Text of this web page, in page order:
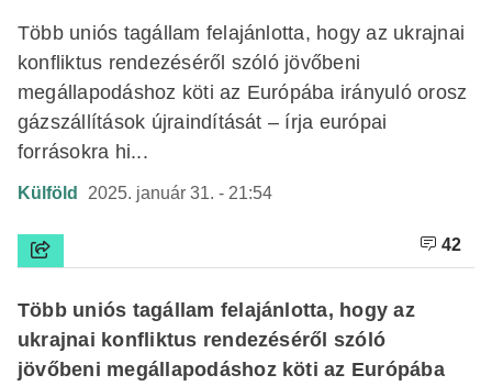
Több uniós tagállam felajánlotta, hogy az ukrajnai
konfliktus rendezéséről szóló jövőbeni
megállapodáshoz köti az Európába irányuló orosz
gázszállítások újraindítását – írja európai
forrásokra hi...
Külföld 2025. január 31. - 21:54
42
Több uniós tagállam felajánlotta, hogy az
ukrajnai konfliktus rendezéséről szóló
jövőbeni megállapodáshoz köti az Európába